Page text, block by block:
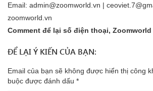
Email: admin@zoomworld.vn |
zoomworld.vn
Comment để lại số điện thoại,
ĐỂ LẠI Ý KIẾN CỦA BẠN:
Email của bạn sẽ không được hiển thị công
buộc được đánh dấu *